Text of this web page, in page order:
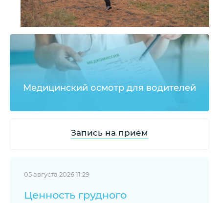
Медицинский осмотр для водителей
Запись на прием
05 августа 2026 11:29
Ценность грудного